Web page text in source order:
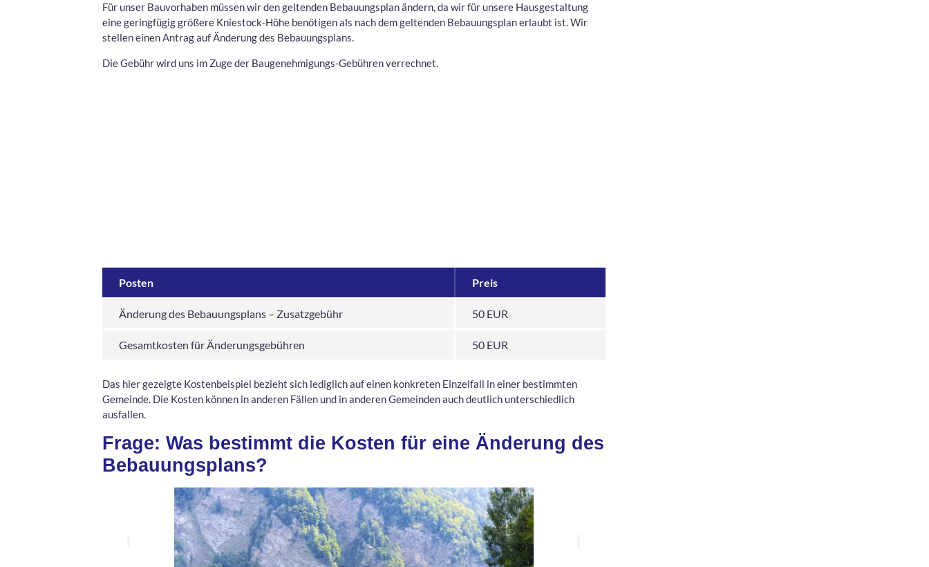
Für unser Bauvorhaben müssen wir den geltenden Bebauungsplan ändern, da wir für unsere Hausgestaltung
eine geringfügig größere Kniestock-Höhe benötigen als nach dem geltenden Bebauungsplan erlaubt ist. Wir
stellen einen Antrag auf Änderung des Bebauungsplans.
Die Gebühr wird uns im Zuge der Baugenehmigungs-Gebühren verrechnet.
Posten Preis
Änderung des Bebauungsplans – Zusatzgebühr 50 EUR
Gesamtkosten für Änderungsgebühren 50 EUR
Das hier gezeigte Kostenbeispiel bezieht sich lediglich auf einen konkreten Einzelfall in einer bestimmten
Gemeinde. Die Kosten können in anderen Fällen und in anderen Gemeinden auch deutlich unterschiedlich
ausfallen.
Frage: Was bestimmt die Kosten für eine Änderung des
Bebauungsplans?